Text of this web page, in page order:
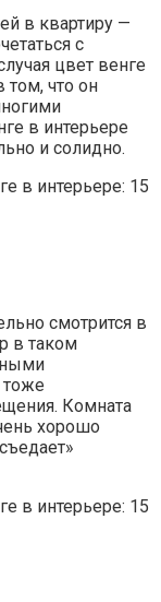
в квартиру —
с
цвет венге
том, что он
в интерьере
и солидно.
смотрится в
в таком
Комната
хорошо